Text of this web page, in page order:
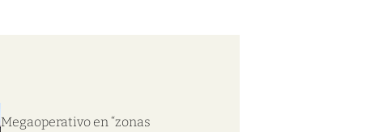
Megaoperativo en “zonas